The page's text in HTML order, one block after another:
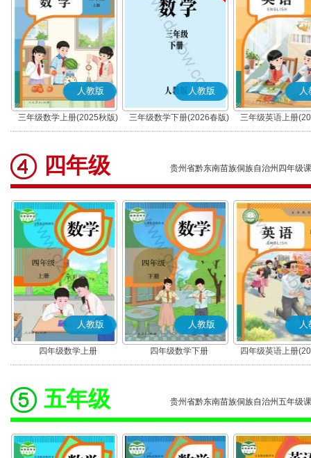
人教版
三年级数学上册(2025秋版)
人教版
三年级数学下册(2026春版)
人
三年级英语上册
(PEP)
四年级 贵州省黔东南苗族侗族自治州四年级
人教版
四年级数学上册
人教版
四年级数学下册
人
四年级英语上册
(PEP)
五年级 贵州省黔东南苗族侗族自治州五年级